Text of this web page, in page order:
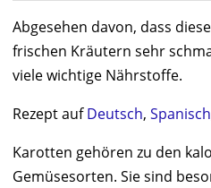
Abgesehen davon, dass
frischen Kräutern sehr
viele wichtige Nährstoffe.
Rezept aufDeutsch, Spanisch
Karotten gehören zu den
Gemüsesorten. Sie sind